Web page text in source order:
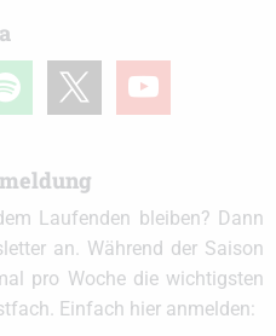
youtube
Laufenden bleiben? Dann
an. Während der Saison
pro Woche die wichtigsten
Einfach hier anmelden: